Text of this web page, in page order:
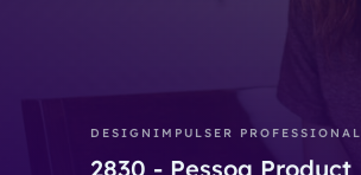
DESIGN IMPULSER PROFESSIONAL
2830 - Pessoa Product